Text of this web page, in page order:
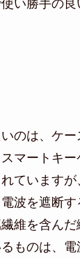
い勝手の
のは、ケー
マートキー
ています
波を遮断
維を含んだ
ものは、